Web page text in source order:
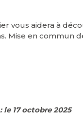
vous aidera à
Mise en commun
le 17 octobre 2025